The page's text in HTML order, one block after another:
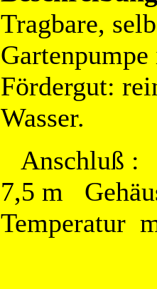
Tragbare,
Fördergut:
Wasser.
Anschluß :
7,5 m
Temperatur